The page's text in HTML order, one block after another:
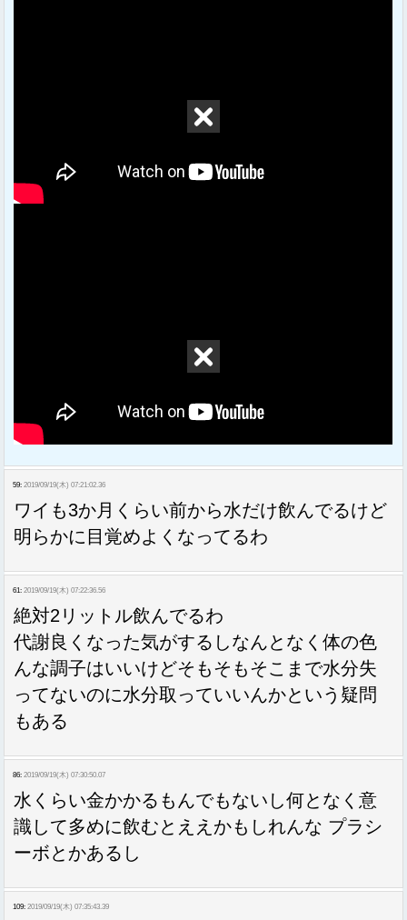
59: 2019/09/19(木) 07:21:02.36
ワイも3か月くらい前から水だけ飲んでるけど
明らかに目覚めよくなってるわ
61: 2019/09/19(木) 07:22:36.56
絶対2リットル飲んでるわ
代謝良くなった気がするしなんとなく体の色
んな調子はいいけどそもそもそこまで水分失
ってないのに水分取っていいんかという疑問
もある
86: 2019/09/19(木) 07:30:50.07
水くらい金かかるもんでもないし何となく意
識して多めに飲むとええかもしれんな プラシ
ーボとかあるし
109: 2019/09/19(木) 07:35:43.39